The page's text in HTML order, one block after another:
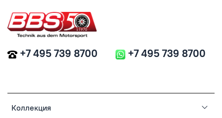
Коллекция
+7 495 739 8700 +7 495 739 8700